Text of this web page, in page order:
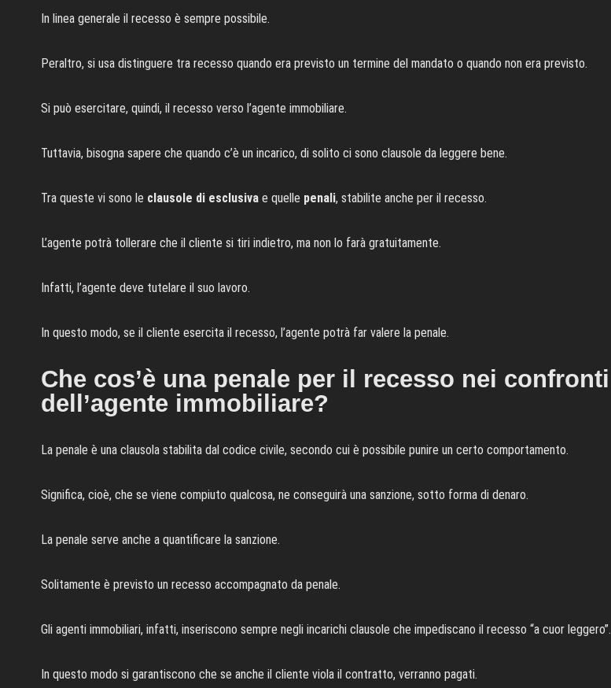
In linea generale il recesso è sempre possibile.
Peraltro, si usa distinguere tra recesso quando era previsto un termine del mandato o quando non era previsto.
Si può esercitare, quindi, il recesso verso l’agente immobiliare.
Tuttavia, bisogna sapere che quando c’è un incarico, di solito ci sono clausole da leggere bene.
Tra queste vi sono le clausole di esclusiva e quelle penali, stabilite anche per il recesso.
L’agente potrà tollerare che il cliente si tiri indietro, ma non lo farà gratuitamente.
Infatti, l’agente deve tutelare il suo lavoro.
In questo modo, se il cliente esercita il recesso, l’agente potrà far valere la penale.
Che cos’è una penale per il recesso nei confronti
dell’agente immobiliare?
La penale è una clausola stabilita dal codice civile, secondo cui è possibile punire un certo comportamento.
Significa, cioè, che se viene compiuto qualcosa, ne conseguirà una sanzione, sotto forma di denaro.
La penale serve anche a quantificare la sanzione.
Solitamente è previsto un recesso accompagnato da penale.
Gli agenti immobiliari, infatti, inseriscono sempre negli incarichi clausole che impediscano il recesso “a cuor leggero”.
In questo modo si garantiscono che se anche il cliente viola il contratto, verranno pagati.